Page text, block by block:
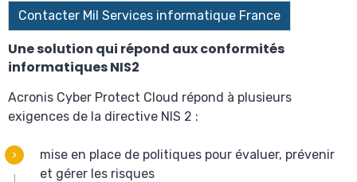
Contacter Mil Services informatique France
Une solution qui répond aux conformités
informatiques NIS2
Acronis Cyber Protect Cloud répond à plusieurs
exigences de la directive NIS 2 :
mise en place de politiques pour évaluer, prévenir
et gérer les risques